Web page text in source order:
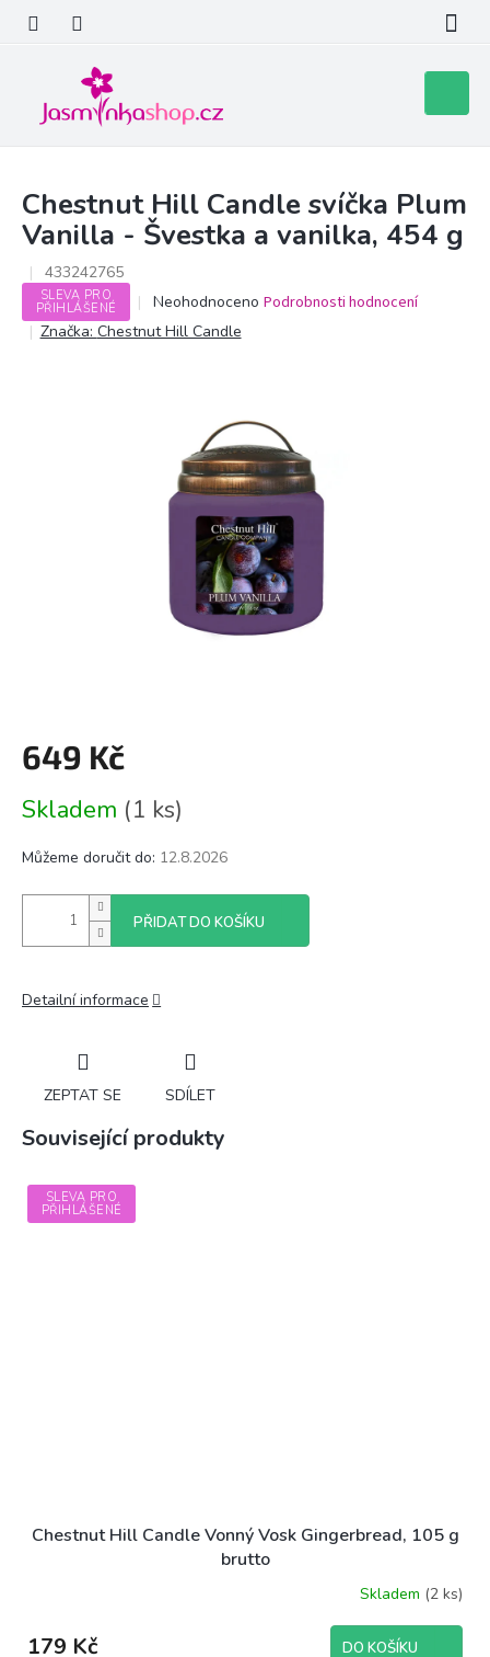
obsah
košík
Chestnut Hill Candle svíčka Plum
Vanilla - Švestka a vanilka, 454 g
433242765
SLEVA PRO
PŘIHLÁŠENÉ
Průměrné
hodnocení
produktu
hvězdiček.
Neohodnoceno Podrobnosti hodnocení
Značka: Chestnut Hill Candle
649 Kč
cena:
Skladem (1 ks)
Můžeme doručit do: 12.8.2026
PŘIDAT DO KOŠÍKU
Detailní informace
ZEPTAT SE SDÍLET
Související produkty
SLEVA PRO
PŘIHLÁŠENÉ
Chestnut Hill Candle Vonný Vosk Gingerbread, 105 g
brutto
Skladem (2 ks)
179 Kč DO KOŠÍKU